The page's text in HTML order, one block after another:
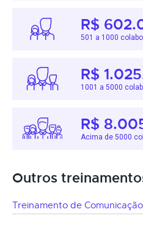
R$
501 a 1000
R$
1001 a 5000
R$
Acima de 5000
Outros
Treinamento de Comunicação